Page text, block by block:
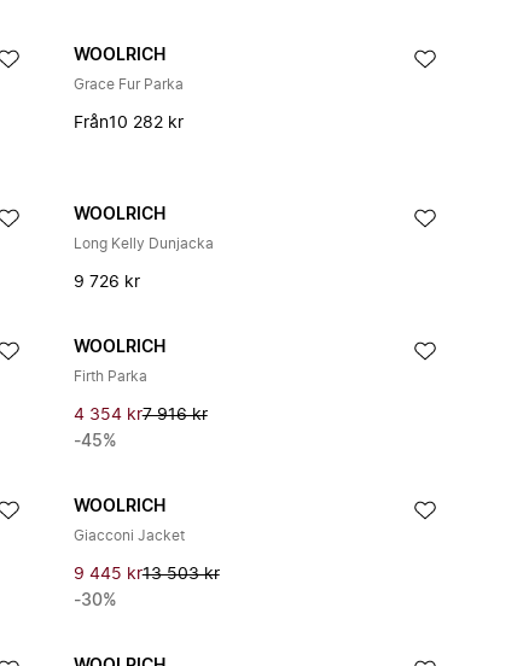
WOOLRICH
Grace Fur Parka
Från10 282 kr
WOOLRICH
Long Kelly Dunjacka
9 726 kr
WOOLRICH
Firth Parka
4 354 kr7 916 kr
-45%
WOOLRICH
Giacconi Jacket
9 445 kr13 503 kr
-30%